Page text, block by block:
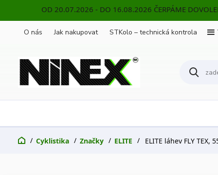
OD 20.07.2026 - DO 16.08.2026 ČERPÁME
O nás Jak nakupovat STKolo – technická kontrola
Cyklistika Značky ELITE ELITE láhev FLY TEX,